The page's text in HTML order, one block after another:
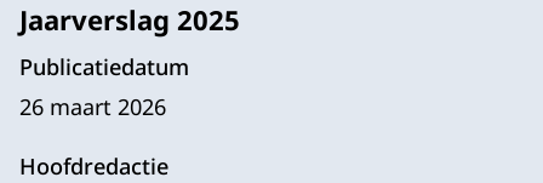
Jaarverslag 2025
Publicatiedatum
26 maart 2026
Hoofdredactie